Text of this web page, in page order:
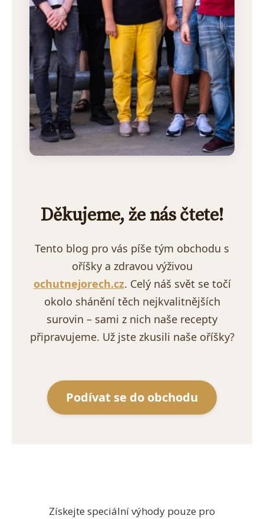
Děkujeme, že nás čtete!
Tento blog pro vás píše tým obchodu s
oříšky a zdravou výživou
ochutnejorech.cz. Celý náš svět se točí
okolo shánění těch nejkvalitnějších
surovin – sami z nich naše recepty
připravujeme. Už jste zkusili naše oříšky?
Podívat se do obchodu
Získejte speciální výhody pouze pro